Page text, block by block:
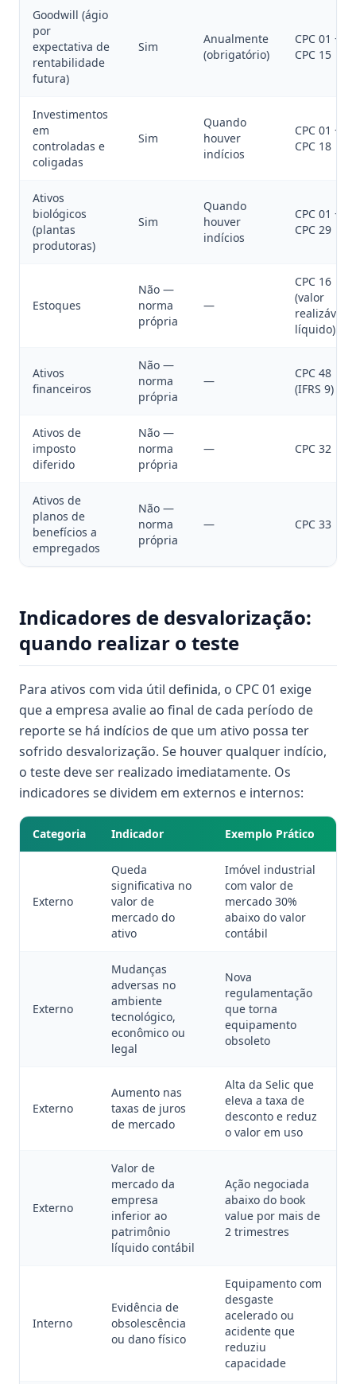
Goodwill (ágio
por
expectativa de
rentabilidade
futura)
Sim
Anualmente
(obrigatório)
CPC 01 +
CPC 15
Investimentos
em
controladas e
coligadas
Sim
Quando
houver
indícios
CPC 01 +
CPC 18
Ativos
biológicos
(plantas
produtoras)
Sim
Quando
houver
indícios
CPC 01 +
CPC 29
Estoques
Não —
norma
própria
—
CPC 16
(valor
realizável
líquido)
Ativos
financeiros
Não —
norma
própria
—
CPC 48
(IFRS 9)
Ativos de
imposto
diferido
Não —
norma
própria
— CPC 32
Ativos de
planos de
benefícios a
empregados
Não —
norma
própria
— CPC 33
Indicadores de desvalorização:
quando realizar o teste
Para ativos com vida útil definida, o CPC 01 exige
que a empresa avalie ao final de cada período de
reporte se há indícios de que um ativo possa ter
sofrido desvalorização. Se houver qualquer indício,
o teste deve ser realizado imediatamente. Os
indicadores se dividem em externos e internos:
Categoria Indicador Exemplo Prático
Externo
Queda
significativa no
valor de
mercado do
ativo
Imóvel industrial
com valor de
mercado 30%
abaixo do valor
contábil
Externo
Mudanças
adversas no
ambiente
tecnológico,
econômico ou
legal
Nova
regulamentação
que torna
equipamento
obsoleto
Externo
Aumento nas
taxas de juros
de mercado
Alta da Selic que
eleva a taxa de
desconto e reduz
o valor em uso
Externo
Valor de
mercado da
empresa
inferior ao
patrimônio
líquido contábil
Ação negociada
abaixo do book
value por mais de
2 trimestres
Interno
Evidência de
obsolescência
ou dano físico
Equipamento com
desgaste
acelerado ou
acidente que
reduziu
capacidade